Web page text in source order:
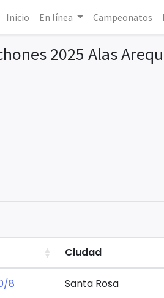
Inicio En línea Campeonatos
2025 Alas
Ciudad
8 Santa Rosa